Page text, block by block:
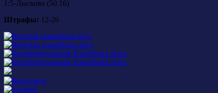
1:5-Лыскова (50.16)
Штрафы: 12-26